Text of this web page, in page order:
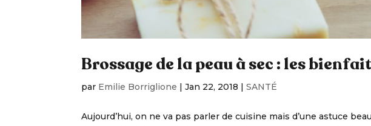
Brossage de la peau à sec : les
par Emilie Borriglione |Jan 22, 2018 |SANTÉ
Aujourd’hui, on ne va pas parler de cuisine mais d’une astuce